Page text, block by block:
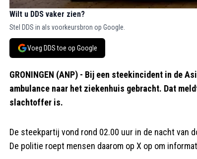
Wilt u DDS vaker zien?
Stel DDS in als voorkeursbron op Google.
Voeg DDS toe op Google
GRONINGEN (ANP) - Bij een steekincident in de
ambulance naar het ziekenhuis gebracht. Dat
slachtoffer is.
De steekpartij vond rond 02.00 uur in de nacht van
De politie roept mensen daarom op X op om